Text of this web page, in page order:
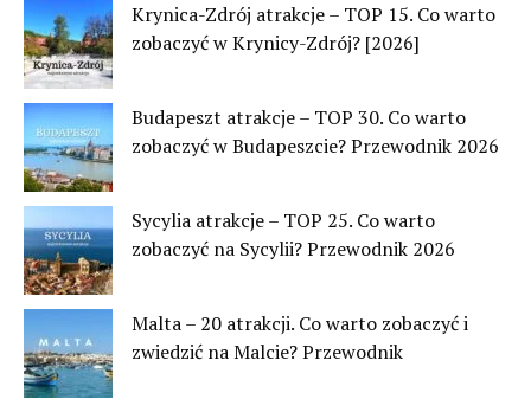
Krynica-Zdrój atrakcje – TOP 15. Co warto
zobaczyć w Krynicy-Zdrój? [2026]
Budapeszt atrakcje – TOP 30. Co warto
zobaczyć w Budapeszcie? Przewodnik 2026
Sycylia atrakcje – TOP 25. Co warto
zobaczyć na Sycylii? Przewodnik 2026
Malta – 20 atrakcji. Co warto zobaczyć i
zwiedzić na Malcie? Przewodnik